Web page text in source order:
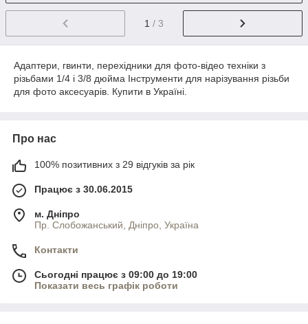
1 / 3
Адаптери, гвинти, перехідники для фото-відео техніки з
різьбами 1/4 і 3/8 дюйма Інструменти для нарізування різьби
для фото аксесуарів. Купити в Україні.
Про нас
100% позитивних з 29 відгуків за рік
Працює з 30.06.2015
м. Дніпро
Пр. Слобожанський, Дніпро, Україна
Контакти
Сьогодні працює з 09:00 до 19:00
Показати весь графік роботи